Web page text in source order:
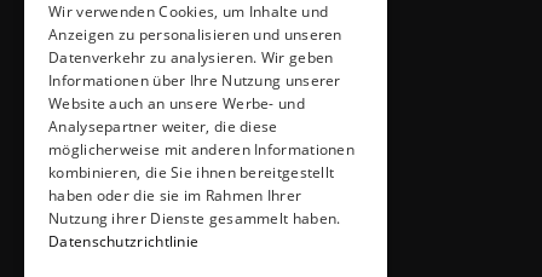
ADRESSE & KONTAKT
Küchen Thiemann
Thiemann GmbH
Krombacher Straße 4
51491 Overath
02206 / 6461
info@kuechen-thiemann.de
ÖFFNUNGSZEITEN
Mo – Fr
9 – 18 Uhr
Wir verwenden Cookies, um Inhalte und
Anzeigen zu personalisieren und unseren
Datenverkehr zu analysieren. Wir geben
Informationen über Ihre Nutzung unserer
Website auch an unsere Werbe- und
Analysepartner weiter, die diese
möglicherweise mit anderen Informationen
kombinieren, die Sie ihnen bereitgestellt
haben oder die sie im Rahmen Ihrer
Nutzung ihrer Dienste gesammelt haben.
Datenschutzrichtlinie